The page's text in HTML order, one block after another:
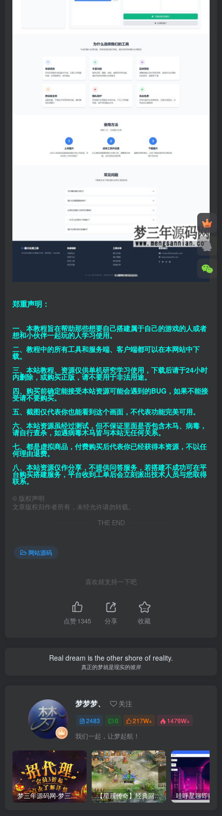
郑重声明：
一、本教程旨在帮助那些想要自己搭建属于自己的游戏的人或者
想和小伙伴一起玩的人学习使用。
二、教程中的所有工具和服务端、客户端都可以在本网站中下
载。
三、本站教程、资源仅供单机研究学习使用，下载后请于24小时
内删除，或购买正版，请不要用于非法用途。
四、购买前确定能接受本站资源可能会遇到的BUG，如果不能接
受请不要购买。
五、截图仅代表你也能看到这个画面，不代表功能完美可用。
六、本站资源虽经过测试，但不保证里面是否包含木马、病毒，
请自行查杀，如遇病毒木马皆与本站无任何关系。
七、都是虚拟商品，付费购买后代表你已经获得本资源，不以任
何理由退费。
八、本站资源仅作分享，不提供问答服务，若搭建不成功可在平
台购买搭建服务，平台收到工单后会立刻派出技术人员与您取得
联系。
© 版权声明
文章版权归作者所有，未经允许请勿转载。
THE END
网站源码
喜欢就支持一下吧
点赞1345 分享 收藏
Real dream is the other shore of reality.
真正的梦就是现实的彼岸
梦梦梦、 关注
2483 0 217W+ 1479W+
我们一起，让梦起航！
梦三年源码网-梦三年ym会员代理详情 【星辰传奇】经典回合制手游+安卓端+GM工具+详细搭建教程